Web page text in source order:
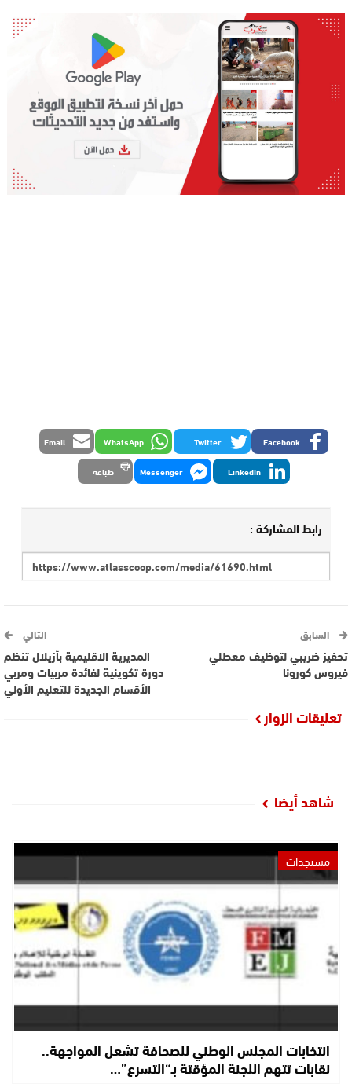
Facebook
Twitter
WhatsApp
Email
LinkedIn
Messenger طباعة
رابط المشاركة :
السابق
تحفيز ضريبي لتوظيف معطلي
فيروس كورونا
التالي
المديرية الاقليمية بأزيلال تنظم
دورة تكوينية لفائدة مربيات ومربي
الأقسام الجديدة للتعليم الأولي
تعليقات الزوار
شاهد أيضا
مستجدات
انتخابات المجلس الوطني للصحافة تشعل المواجهة..
نقابات تتهم اللجنة المؤقتة بـ“التسرع”…